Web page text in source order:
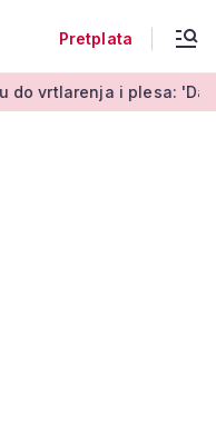
Pretplata
i plesa: 'Da